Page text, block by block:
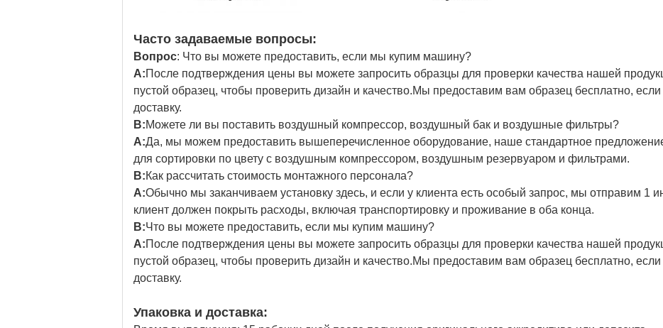
Часто задаваемые вопросы:
Вопрос: Что вы можете предоставить, если мы купим машину?
А:После подтверждения цены вы можете запросить образцы для проверки качества нашей
пустой образец, чтобы проверить дизайн и качество.Мы предоставим вам образец бесплатно,
доставку.
В:Можете ли вы поставить воздушный компрессор, воздушный бак и воздушные фильтры?
А:Да, мы можем предоставить вышеперечисленное оборудование, наше стандартное
для сортировки по цвету с воздушным компрессором, воздушным резервуаром и фильтрами.
В:Как рассчитать стоимость монтажного персонала?
А:Обычно мы заканчиваем установку здесь, и если у клиента есть особый запрос, мы отправим 1
клиент должен покрыть расходы, включая транспортировку и проживание в оба конца.
В:Что вы можете предоставить, если мы купим машину?
А:После подтверждения цены вы можете запросить образцы для проверки качества нашей
пустой образец, чтобы проверить дизайн и качество.Мы предоставим вам образец бесплатно,
доставку.
Упаковка и доставка: